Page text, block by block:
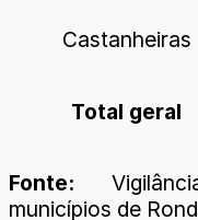
Castanheiras
Total geral
Fonte:
municípios de